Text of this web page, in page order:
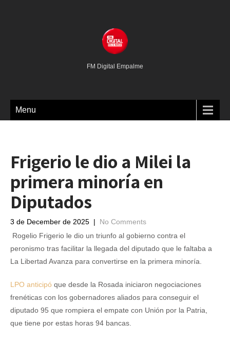
FM Digital Empalme
Menu
Frigerio le dio a Milei la
primera minoría en
Diputados
3 de December de 2025 | No Comments
Rogelio Frigerio le dio un triunfo al gobierno contra el
peronismo tras facilitar la llegada del diputado que le faltaba a
La Libertad Avanza para convertirse en la primera minoría.
LPO anticipó que desde la Rosada iniciaron negociaciones
frenéticas con los gobernadores aliados para conseguir el
diputado 95 que rompiera el empate con Unión por la Patria,
que tiene por estas horas 94 bancas.